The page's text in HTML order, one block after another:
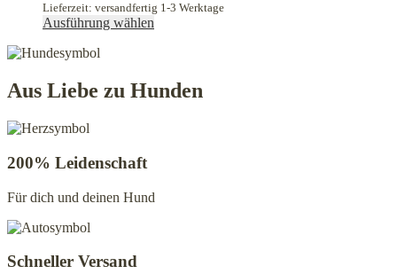
Lieferzeit: versandfertig 1-3 Werktage
Ausführung wählen
Varianten
auf.
Produktseite
Aus Liebe zu Hunden
200% Leidenschaft
Für dich und deinen Hund
Schneller Versand